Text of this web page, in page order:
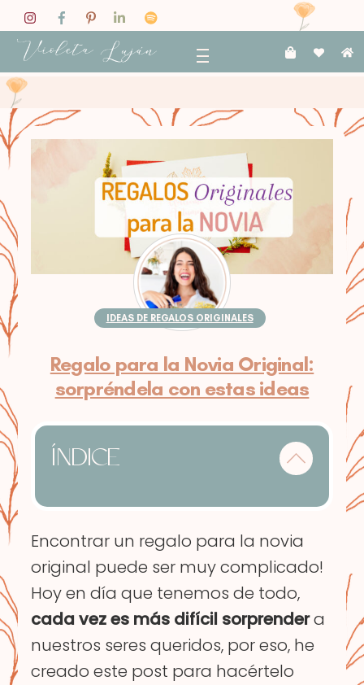
content
Menu
IDEAS DE REGALOS ORIGINALES
Regalo para la Novia Original:
sorpréndela con estas ideas
ÍNDICE
Encontrar un regalo para la novia
original puede ser muy complicado!
Hoy en día que tenemos de todo,
cada vez es más difícil sorprendera
nuestros seres queridos, por eso, he
creado este post para hacértelo